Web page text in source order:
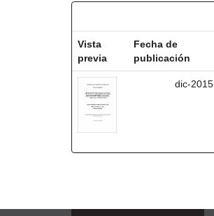
Vista
previa
Fecha de
publicación
dic-2015